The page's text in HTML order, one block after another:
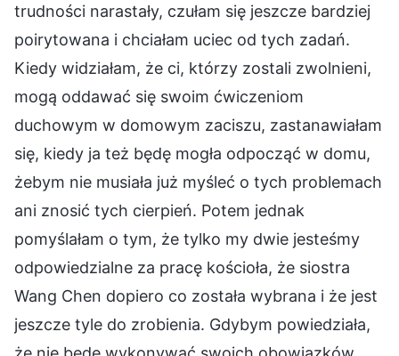
trudności narastały, czułam się jeszcze bardziej
poirytowana i chciałam uciec od tych zadań.
Kiedy widziałam, że ci, którzy zostali zwolnieni,
mogą oddawać się swoim ćwiczeniom
duchowym w domowym zaciszu, zastanawiałam
się, kiedy ja też będę mogła odpocząć w domu,
żebym nie musiała już myśleć o tych problemach
ani znosić tych cierpień. Potem jednak
pomyślałam o tym, że tylko my dwie jesteśmy
odpowiedzialne za pracę kościoła, że siostra
Wang Chen dopiero co została wybrana i że jest
jeszcze tyle do zrobienia. Gdybym powiedziała,